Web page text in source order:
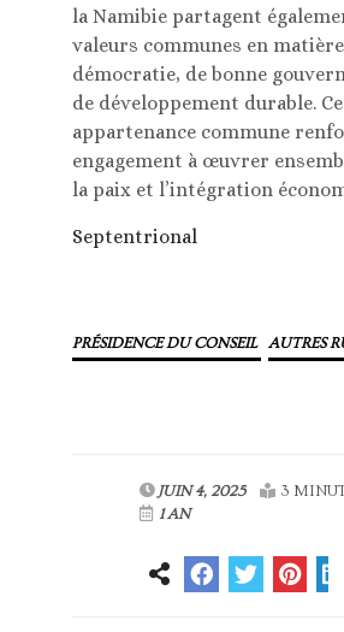
la Namibie partagent
valeurs communes en
démocratie, de bonne
de développement durable.
appartenance commune
engagement à œuvrer
la paix et l’intégration
Septentrional
PRÉSIDENCE DU CONSEIL AUTRES
JUIN 4, 2025
3
1 AN